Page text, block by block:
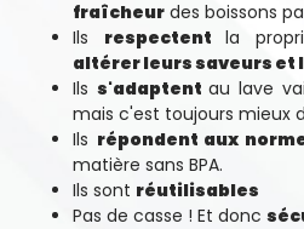
fraîcheur des boissons
Ils respectent la
altérer leurs saveurs et
Ils s'adaptent au lave
mais c'est toujours mieux
Ils répondent aux
matière sans BPA.
Ils sont réutilisables
Pas de casse ! Et donc